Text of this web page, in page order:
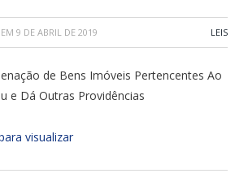
EM 9 DE ABRIL DE 2019 LEIS
de Bens Imóveis Pertencentes Ao
e Dá Outras Providências
visualizar